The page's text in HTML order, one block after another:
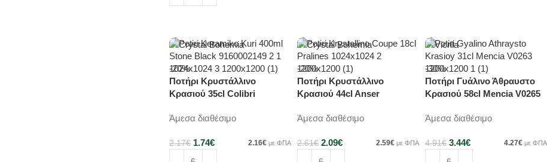
-20%
Ποτήρι Κρυστάλλινο
Κρασιού 35cl Colibri
Άμεσα διαθέσιμο
2.17€ 1.74€ 2.16€ με ΦΠΑ
-20%
Ποτήρι Κρυστάλλινο
Κρασιού 44cl Anser
Άμεσα διαθέσιμο
2.61€ 2.09€ 2.59€ με ΦΠΑ
-30%
Ποτήρι Γυάλινο Άθραυστο
Κρασιού 58cl Mencia V0265
Άμεσα διαθέσιμο
4.91€ 3.44€ 4.27€ με ΦΠΑ